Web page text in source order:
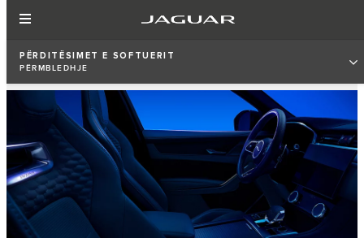
PËRDITËSIMET E SOFTUERIT
PËRMBLEDHJE